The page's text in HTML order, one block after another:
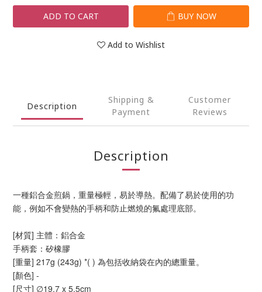
ADD TO CART BUY NOW
Add to Wishlist
Description
Shipping &
Payment
Customer
Reviews
Description
一種鋁合金煎鍋，重量極輕，易於導熱。配備了易於使用的功
能，例如不會變熱的手柄和防止燃燒的氟處理底部。
[材質] 主體：鋁合金
手柄套：矽橡膠
[重量] 217g (243g) *( ) 為包括收納袋在內的總重量。
[顏色] -
[尺寸] ∅19.7 x 5.5cm